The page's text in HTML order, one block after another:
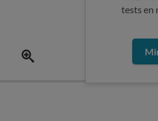
tests en